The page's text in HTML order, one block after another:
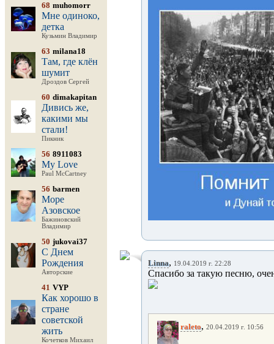
68 muhomorr
Мне одиноко,
детка
Кузьмин Владимир
63 milana18
Там, где клён
шумит
Дроздов Сергей
60 dimakapitan
Дивись же,
какими мы
стали!
Пикник
56 8911083
My Love
Paul McCartney
56 barmen
Море
Азовское
Бажиновский
Владимир
50 jukovai37
С Днем
Рождения
Авторские
41 VYP
Как хорошо в
стране
советской
жить
Кочетков Михаил
Linna, 19.04.2019 г. 22:28
Спасибо за такую песню,
raleto, 20.04.2019 г. 10:56